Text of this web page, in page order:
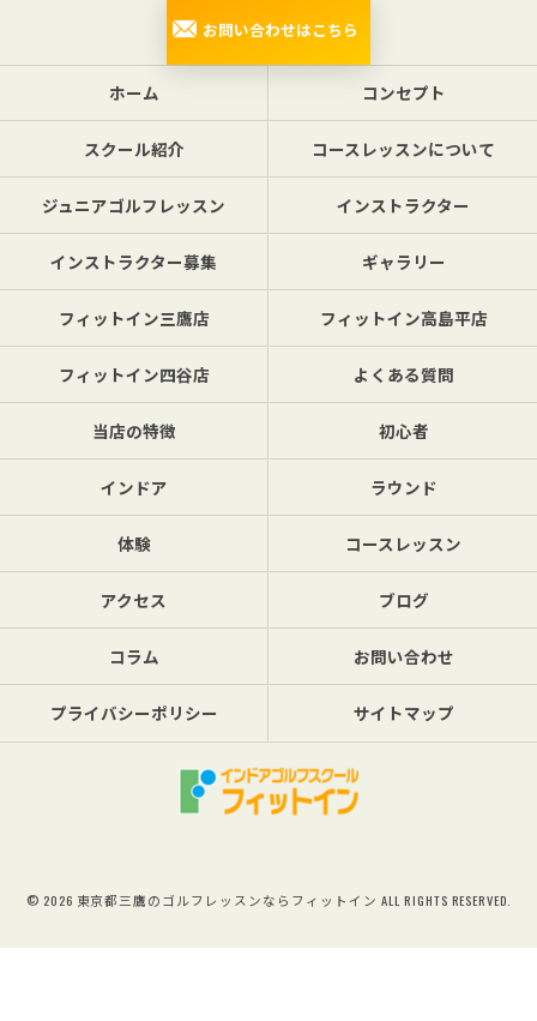
お問い合わせはこちら
ホーム コンセプト
スクール紹介 コースレッスンについて
ジュニアゴルフレッスン インストラクター
インストラクター募集 ギャラリー
フィットイン三鷹店 フィットイン高島平店
フィットイン四谷店 よくある質問
当店の特徴 初心者
インドア ラウンド
体験 コースレッスン
アクセス ブログ
コラム お問い合わせ
プライバシーポリシー サイトマップ
© 2026 東京都三鷹のゴルフレッスンならフィットイン ALL RIGHTS RESERVED.